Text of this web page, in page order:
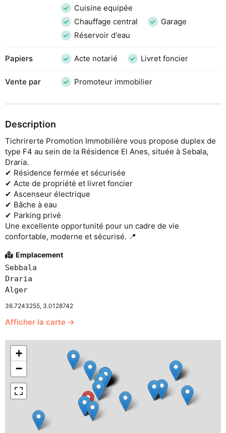
Cuisine equipée
Chauffage central
Garage
Réservoir d'eau
Papiers Acte notarié Livret foncier
Vente par Promoteur immobilier
Description
Tichrirerte Promotion Immobilière vous propose duplex de
type F4 au sein de la Résidence El Anes, située à Sebala,
Draria.
✔ Résidence fermée et sécurisée
✔ Acte de propriété et livret foncier
✔ Ascenseur électrique
✔ Bâche à eau
✔ Parking privé
Une excellente opportunité pour un cadre de vie
confortable, moderne et sécurisé. 📍
Emplacement
Sebbala
Draria
Alger
36.7243255, 3.0128742
Afficher la carte →
+
−